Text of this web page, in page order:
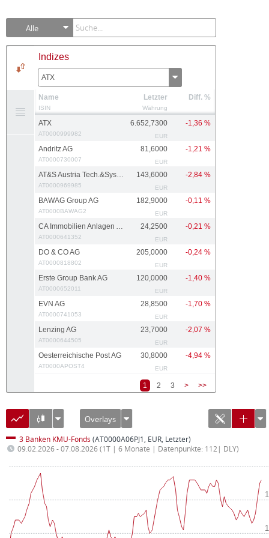
Alle
Indizes
ATX
Name
ISIN
Letzter
Währung
Diff. %
ATX
AT0000999982
6.652,7300
EUR
-1,36 %
Andritz AG
AT0000730007
81,6000
EUR
-1,21 %
AT&S Austria Tech.&Systemtech.
AT0000969985
143,6000
EUR
-2,84 %
BAWAG Group AG
AT0000BAWAG2
182,9000
EUR
-0,11 %
CA Immobilien Anlagen AG
AT0000641352
24,2500
EUR
-0,21 %
DO & CO AG
AT0000818802
205,0000
EUR
-0,24 %
Erste Group Bank AG
AT0000652011
120,0000
EUR
-1,40 %
EVN AG
AT0000741053
28,8500
EUR
-1,70 %
Lenzing AG
AT0000644505
23,7000
EUR
-2,07 %
Oesterreichische Post AG
AT0000APOST4
30,8000
EUR
-4,94 %
1 2 3 > >>
Overlays
3 Banken KMU-Fonds (AT0000A06PJ1, EUR, Letzter)
09.02.2026 - 07.08.2026(1T | 6 Monate | Datenpunkte: 112| DLY)